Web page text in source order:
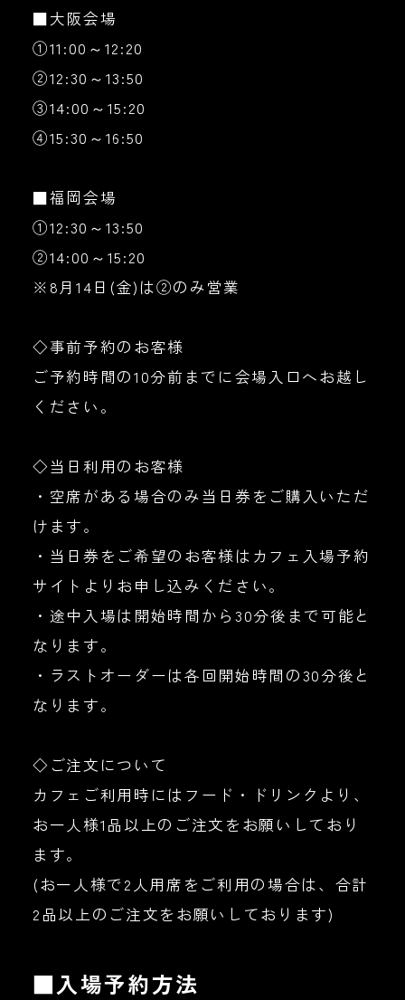
■大阪会場
①11:00～12:20
②12:30～13:50
③14:00～15:20
④15:30～16:50
■福岡会場
①12:30～13:50
②14:00～15:20
※8月14日(金)は②のみ営業
◇事前予約のお客様
ご予約時間の10分前までに会場入口へお越し
ください。
◇当日利用のお客様
・空席がある場合のみ当日券をご購入いただ
けます。
・当日券をご希望のお客様はカフェ入場予約
サイトよりお申し込みください。
・途中入場は開始時間から30分後まで可能と
なります。
・ラストオーダーは各回開始時間の30分後と
なります。
◇ご注文について
カフェご利用時にはフード・ドリンクより、
お一人様1品以上のご注文をお願いしており
ます。
(お一人様で2人用席をご利用の場合は、合計
2品以上のご注文をお願いしております)
■入場予約方法